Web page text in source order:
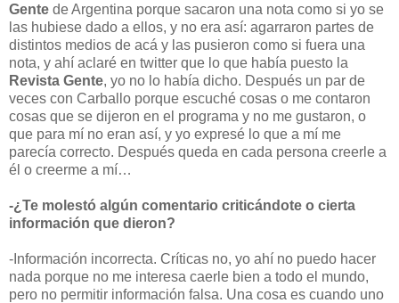
Gente de Argentina porque sacaron una nota como si yo se
las hubiese dado a ellos, y no era así: agarraron partes de
distintos medios de acá y las pusieron como si fuera una
nota, y ahí aclaré en twitter que lo que había puesto la
Revista Gente, yo no lo había dicho. Después un par de
veces con Carballo porque escuché cosas o me contaron
cosas que se dijeron en el programa y no me gustaron, o
que para mí no eran así, y yo expresé lo que a mí me
parecía correcto. Después queda en cada persona creerle a
él o creerme a mí…
-¿Te molestó algún comentario criticándote o cierta
información que dieron?
-Información incorrecta. Críticas no, yo ahí no puedo hacer
nada porque no me interesa caerle bien a todo el mundo,
pero no permitir información falsa. Una cosa es cuando uno